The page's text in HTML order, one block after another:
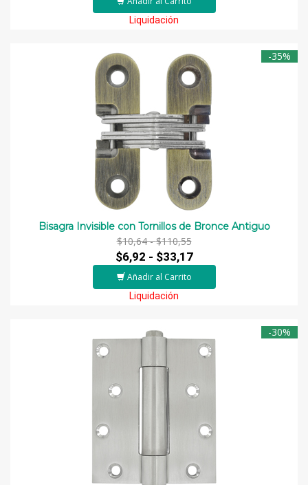
Liquidación
-35%
Bisagra Invisible con Tornillos de Bronce Antiguo
$10,64 -$110,55
$6,92 - $33,17
Añadir al Carrito
Liquidación
-30%